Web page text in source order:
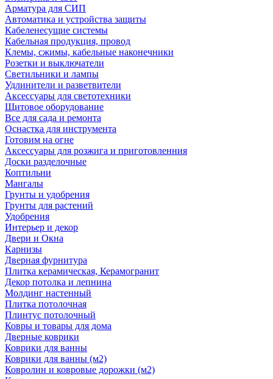
Арматура для СИП
Автоматика и устройства защиты
Кабеленесущие системы
Кабельная продукция, провод
Клемы, сжимы, кабельные наконечники
Розетки и выключатели
Светильники и лампы
Удлинители и разветвители
Аксессуары для светотехники
Щитовое оборудование
Все для сада и ремонта
Оснастка для инструмента
Готовим на огне
Аксессуары для розжига и приготовленния
Доски разделочные
Коптильни
Мангалы
Грунты и удобрения
Грунты для растений
Удобрения
Интерьер и декор
Двери и Окна
Карнизы
Дверная фурнитура
Плитка керамическая, Керамогранит
Декор потолка и лепнина
Молдинг настенный
Плитка потолочная
Плинтус потолочный
Ковры и товары для дома
Дверные коврики
Коврики для ванны
Коврики для ванны (м2)
Ковролин и ковровые дорожки (м2)